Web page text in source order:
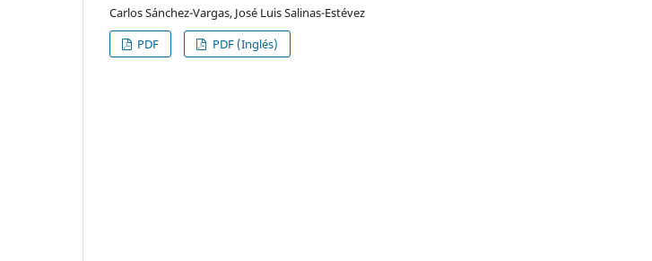
Carlos Sánchez-Vargas, José Luis Salinas-Estévez
PDF
PDF (Inglés)